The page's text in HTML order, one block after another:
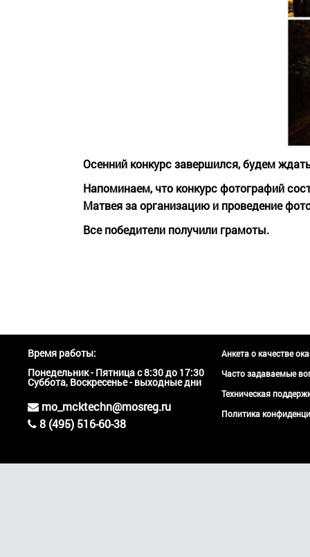
Осенний конкурс завершился, будем
Напоминаем, что конкурс фотографий
Матвея за организацию и проведение
Все победители получили грамоты.
Время работы:
Понедельник - Пятница с 8:30 до 17:30
Суббота, Воскресенье - выходные дни
mo_mcktechn@mosreg.ru
8 (495) 516-60-38
Анкета о качестве
Часто задаваемые
Техническая
Политика